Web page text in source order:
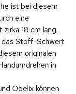
ist bei diesem
eine
18 cm lang.
das Stoff-Schwert
originalen
in
Obelix können